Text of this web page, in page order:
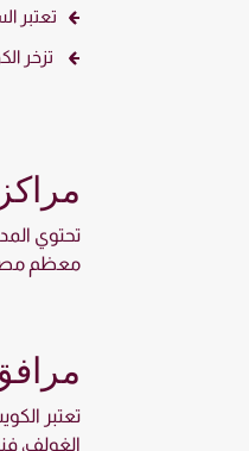
تعتبر
تزخر
تحتوي
معظم
تعتبر
الغولف،